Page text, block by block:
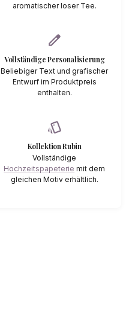
aromatischer loser Tee.
edit
Vollständige Personalisierung
Beliebiger Text und grafischer
Entwurf im Produktpreis
enthalten.
style
Kollektion Rubin
Vollständige
Hochzeitspapeterie mit dem
gleichen Motiv erhältlich.